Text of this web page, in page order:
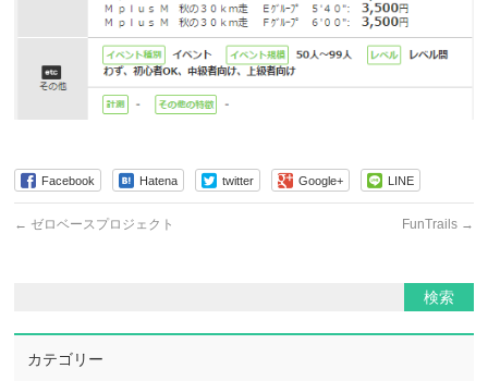
Facebook Hatena twitter Google+ LINE
← ゼロベースプロジェクト FunTrails →
カテゴリー